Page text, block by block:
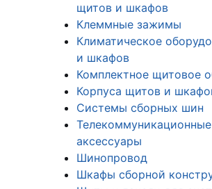
щитов и шкафов
Клеммные зажимы
Климатическое
и шкафов
Комплектное щитовое
Корпуса щитов и
Системы сборных шин
аксессуары
Шинопровод
Шкафы сборной